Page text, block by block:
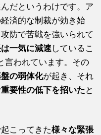
だというわけです。ア
済的な制裁が効き始
防で苦戦を強いられて
一気に減速 しているこ
言われています。その
の弱体化が起き、それ
要性の低下を招いた と
こってきた様々な緊張